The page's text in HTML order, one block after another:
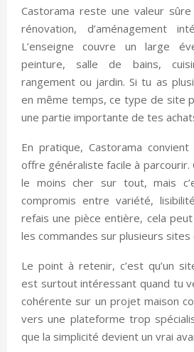
Castorama reste une valeur
rénovation, d’aménagement
L’enseigne couvre un large
peinture, salle de bains,
rangement ou jardin. Si tu as
en même temps, ce type de site
une partie importante de tes
En pratique, Castorama
offre généraliste facile à parcourir.
le moins cher sur tout, mais
compromis entre variété,
refais une pièce entière, cela
les commandes sur plusieurs
Le point à retenir, c’est qu’un
est surtout intéressant quand tu
cohérente sur un projet maison
vers une plateforme trop
que la simplicité devient un vrai